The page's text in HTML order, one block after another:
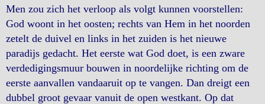
Men zou zich het verloop als volgt kunnen voorstellen:
God woont in het oosten; rechts van Hem in het noorden
zetelt de duivel en links in het zuiden is het nieuwe
paradijs gedacht. Het eerste wat God doet, is een zware
verdedigingsmuur bouwen in noordelijke richting om de
eerste aanvallen vandaaruit op te vangen. Dan dreigt een
dubbel groot gevaar vanuit de open westkant. Op dat